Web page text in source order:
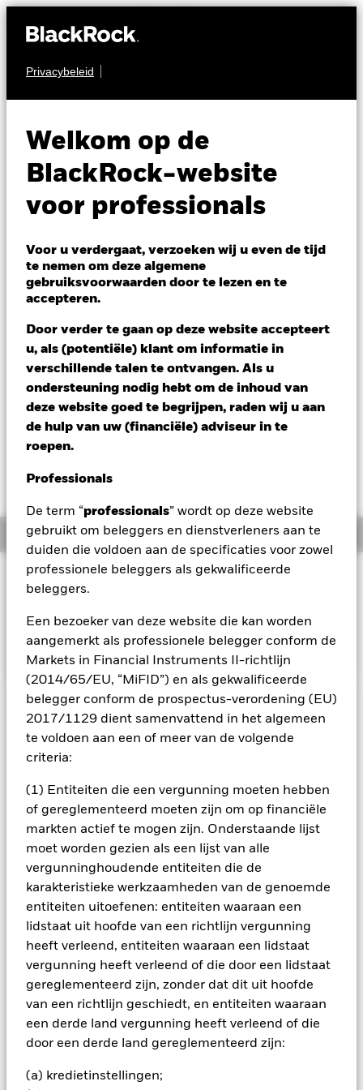
Privacybeleid
Welkom op de
BlackRock-website
voor professionals
Voor u verdergaat, verzoeken wij u even de tijd
te nemen om deze algemene
gebruiksvoorwaarden door te lezen en te
accepteren.
Door verder te gaan op deze website accepteert
u, als (potentiële) klant om informatie in
verschillende talen te ontvangen. Als u
ondersteuning nodig hebt om de inhoud van
deze website goed te begrijpen, raden wij u aan
de hulp van uw (financiële) adviseur in te
roepen.
Professionals
De term “professionals” wordt op deze website
gebruikt om beleggers en dienstverleners aan te
duiden die voldoen aan de specificaties voor zowel
professionele beleggers als gekwalificeerde
beleggers.
Een bezoeker van deze website die kan worden
aangemerkt als professionele belegger conform de
Markets in Financial Instruments II-richtlijn
(2014/65/EU, “MiFID”) en als gekwalificeerde
belegger conform de prospectus-verordening (EU)
2017/1129 dient samenvattend in het algemeen
te voldoen aan een of meer van de volgende
criteria:
(1) Entiteiten die een vergunning moeten hebben
of gereglementeerd moeten zijn om op financiële
markten actief te mogen zijn. Onderstaande lijst
moet worden gezien als een lijst van alle
vergunninghoudende entiteiten die de
karakteristieke werkzaamheden van de genoemde
entiteiten uitoefenen: entiteiten waaraan een
lidstaat uit hoofde van een richtlijn vergunning
heeft verleend, entiteiten waaraan een lidstaat
vergunning heeft verleend of die door een lidstaat
gereglementeerd zijn, zonder dat dit uit hoofde
van een richtlijn geschiedt, en entiteiten waaraan
een derde land vergunning heeft verleend of die
door een derde land gereglementeerd zijn:
(a) kredietinstellingen;
AANDELEN
ESIS
Europe Consumer
Staples Sector
UCITS ETF
NAV per 05/aug/2026
EUR 6,11
Variatie 52wk: 5,45 - 6,35
EUR 0,04 (0,69%)
YTD: 5,62%
Overzicht
BELEGGINGSDOEL
die bestaat uit Europese aandelen in de sector van
basisconsumptiegoederen.
het rendement van beleggingen kunnen dalen en stijgen, en
zijn niet gegarandeerd. Beleggers verliezen mogelijk hun
oorspronkelijke inleg.
Belangrijke informatie:De waarde en inkomsten van uw
belegging kunnen variëren en uw initiële inleg is niet
gegarandeerd. De waarde van aandelen en
aandelengerelateerde effecten kan worden beïnvloed door
dagelijkse schommelingen op de aandelenmarkten.
Alle aandelenklassen met valutahedging van dit fonds
gebruiken derivaten om valutarisico's af te dekken. Het
potentieel besmettingsrisico (ook bekend als spill-over) voor
andere aandelenklassen in het fonds betekenen. De
beheermaatschappij van het fonds waarborgt dat er
geschikte procedures worden gebruikt om het
besmettingsrisico voor andere aandelenklassen te
minimaliseren. Via het uitklapvakje direct onder de naam van
het fonds, kunt u een lijst van alle aandelenklassen in het
fonds bekijken – aandelenklassen met valutahedging worden
aandelenklasse. Daarnaast is een volledige lijst van alle